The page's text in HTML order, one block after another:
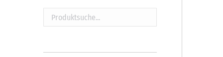
Produktsuche...